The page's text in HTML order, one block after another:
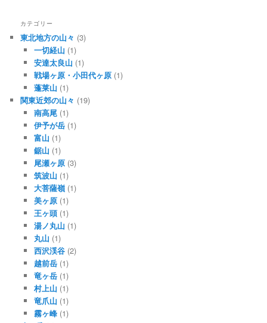
カテゴリー
東北地方の山々 (3)
一切経山 (1)
安達太良山 (1)
戦場ヶ原・小田代ヶ原(1)
蓬莱山 (1)
関東近郊の山々 (19)
南高尾(1)
伊予が岳(1)
富山 (1)
鋸山 (1)
尾瀬ヶ原(3)
筑波山 (1)
大菩薩嶺(1)
美ヶ原(1)
王ヶ頭(1)
湯ノ丸山 (1)
丸山 (1)
西沢渓谷(2)
越前岳(1)
竜ヶ岳(1)
村上山 (1)
竜爪山 (1)
霧ヶ峰(1)